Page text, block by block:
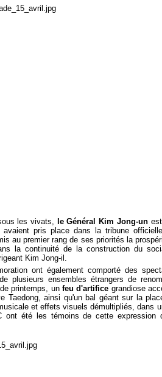
les vivats, le Général Kim Jong-unest
avaient pris place dans la tribune
au premier rang de ses priorités la
la continuité de la construction du
Kim Jong-il.
ont également comporté des
plusieurs ensembles étrangers de
printemps, un feu d'artifice grandiose
Taedong, ainsi qu'un bal géant sur la
et effets visuels démultipliés, dans
ont été les témoins de cette